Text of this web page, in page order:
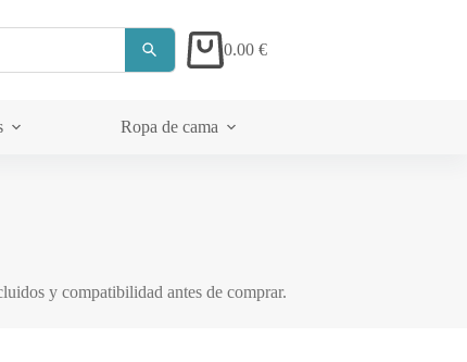
Carrito0.00 €
Ropa de cama
y compatibilidad antes de comprar.